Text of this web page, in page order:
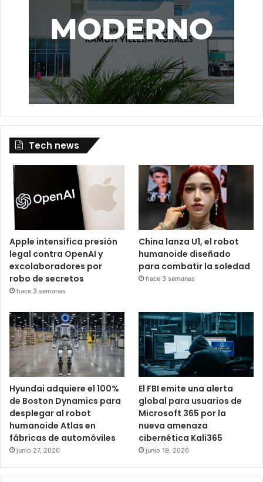
Tech news
Apple intensifica presión
legal contra OpenAI y
excolaboradores por
robo de secretos
hace 3 semanas
China lanza U1, el robot
humanoide diseñado
para combatir la soledad
hace 3 semanas
Hyundai adquiere el 100%
de Boston Dynamics para
desplegar al robot
humanoide Atlas en
fábricas de automóviles
junio 27, 2026
El FBI emite una alerta
global para usuarios de
Microsoft 365 por la
nueva amenaza
cibernética Kali365
junio 19, 2026